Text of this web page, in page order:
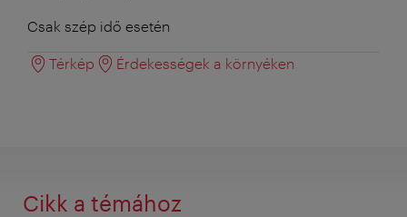
Csak szép idő esetén
Térkép Érdekességek a környéken
Cikk a témához